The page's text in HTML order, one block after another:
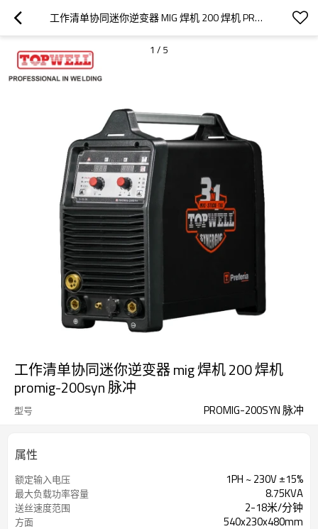
工作清单协同迷你逆变器 MIG 焊机 200 焊机 PROMIG-200SYN 脉冲
1 / 5
工作清单协同迷你逆变器 mig 焊机 200 焊机
promig-200syn 脉冲
型号 PROMIG-200SYN 脉冲
属性
额定输入电压 1PH ~ 230V ±15%
最大负载功率容量 8.75KVA
送丝速度范围 2-18米/分钟
方面 540x230x480mm